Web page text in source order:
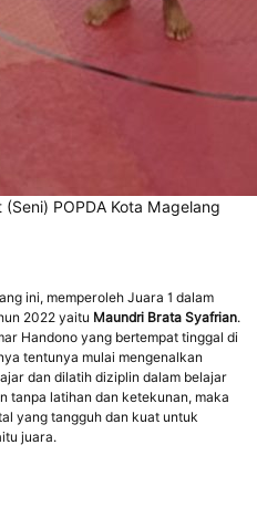
(Seni) POPDA Kota Magelang
ini, memperoleh Juara 1 dalam
2022 yaitu Maundri Brata Syafrian.
Handono yang bertempat tinggal di
tentunya mulai mengenalkan
dan dilatih diziplin dalam belajar
tanpa latihan dan ketekunan, maka
yang tangguh dan kuat untuk
juara.